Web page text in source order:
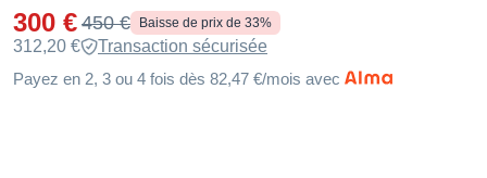
300 € 450 € Baisse de prix de 33%
312,20 €
Transaction sécurisée
Payez en 2, 3 ou 4 fois dès 82,47 €/mois avec